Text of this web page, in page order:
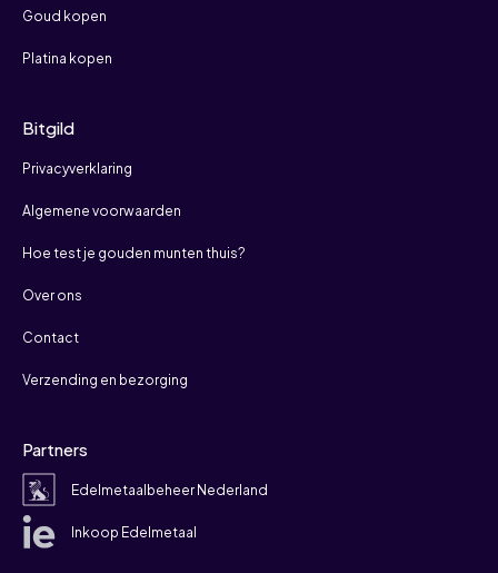
Goud kopen
Platina kopen
Bitgild
Privacyverklaring
Algemene voorwaarden
Hoe test je gouden munten thuis?
Over ons
Contact
Verzending en bezorging
Partners
Edelmetaalbeheer Nederland
Inkoop Edelmetaal